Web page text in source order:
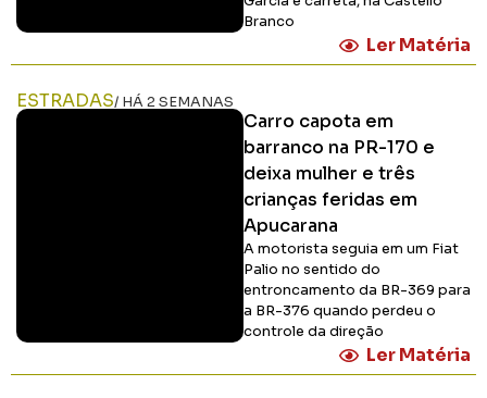
Branco
Ler Matéria
ESTRADAS/ HÁ 2 SEMANAS
Carro capota em
barranco na PR-170 e
deixa mulher e três
crianças feridas em
Apucarana
A motorista seguia em um Fiat
Palio no sentido do
entroncamento da BR-369 para
a BR-376 quando perdeu o
controle da direção
Ler Matéria